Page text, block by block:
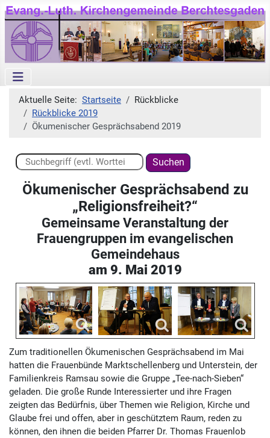
Aktuelle Seite: Startseite
Rückblicke
Rückblicke 2019
Ökumenischer Gesprächsabend 2019
Suchen ...
Suchen
Ökumenischer Gesprächsabend zu
„Religionsfreiheit?“
Gemeinsame Veranstaltung der
Frauengruppen im evangelischen
Gemeindehaus
am 9. Mai 2019
Zum traditionellen Ökumenischen Gesprächsabend im Mai
hatten die Frauenbünde Marktschellenberg und Unterstein, der
Familienkreis Ramsau sowie die Gruppe „Tee-nach-Sieben“
geladen. Die große Runde Interessierter und ihre Fragen
zeigten das Bedürfnis, über Themen wie Religion, Kirche und
Glaube frei und offen, aber in geschütztem Raum, reden zu
können, den ihnen die beiden Pfarrer Dr. Thomas Frauenlob